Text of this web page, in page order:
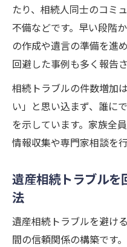
れ
安心して相続を迎
相続トラブルを
ト
もめる家族の特
遺産相続トラブ
恵
円満な相続のた
事例で学ぶ相
たり、相続人同士のコミ
不備などです。早い段階
の作成や遺言の準備を進
回避した事例も多く報告
相続トラブルの件数増加
い」と思い込まず、誰に
を示しています。家族全
情報収集や専門家相談を
遺産相続トラブルを
法
遺産相続トラブルを避け
間の信頼関係の構築です